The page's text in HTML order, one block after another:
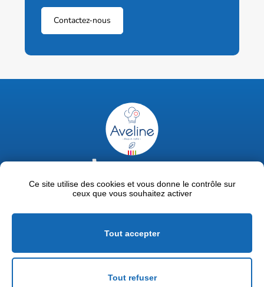
Contactez-nous
02 47 63 18 92
contact@avelinepro.fr
Mentions légales
Politique de confidentialité
Ce site utilise des cookies et vous donne le contrôle sur
ceux que vous souhaitez activer
Tout accepter
Tout refuser